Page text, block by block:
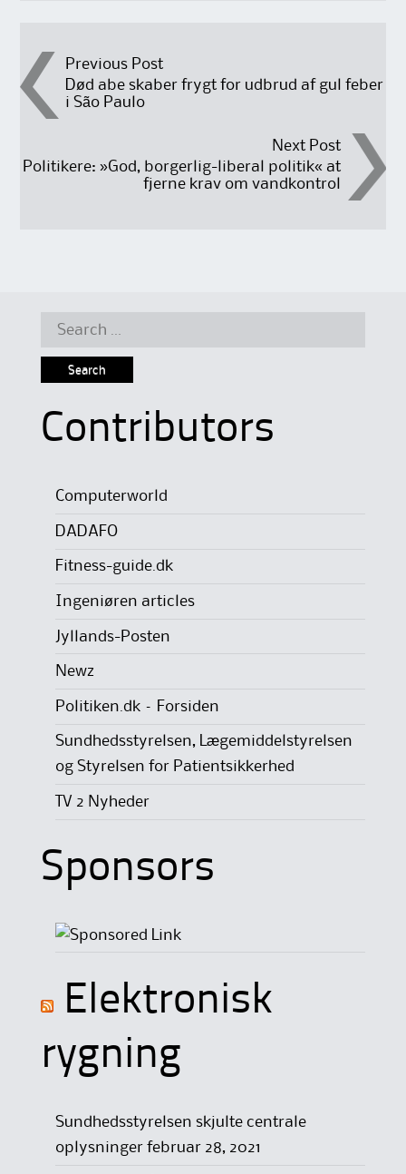
Post
navigation
Previous Post
Død abe skaber frygt for udbrud af gul feber
i São Paulo
Next Post
Politikere: »God, borgerlig-liberal politik« at
fjerne krav om vandkontrol
Search
Contributors
Computerworld
DADAFO
Fitness-guide.dk
Ingeniøren articles
Jyllands-Posten
Newz
Politiken.dk – Forsiden
Sundhedsstyrelsen, Lægemiddelstyrelsen
og Styrelsen for Patientsikkerhed
TV 2 Nyheder
Sponsors
Elektronisk
rygning
Sundhedsstyrelsen skjulte centrale
oplysninger februar 28, 2021